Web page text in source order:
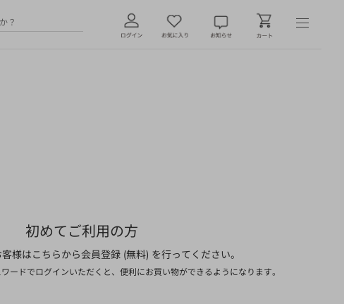
初めてご利用の方
様はこちらから会員登録 (無料) を行ってください。
ードでログインいただくと、便利にお買い物ができるようになります。